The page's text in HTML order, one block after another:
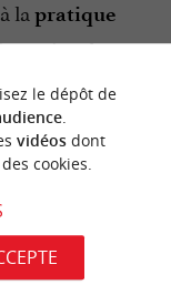
la pratique
des
huîtres),
la flore
on profite
estuaire
le dépôt de
.
vidéosdont
cookies.